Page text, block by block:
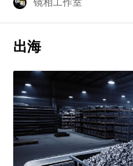
出海